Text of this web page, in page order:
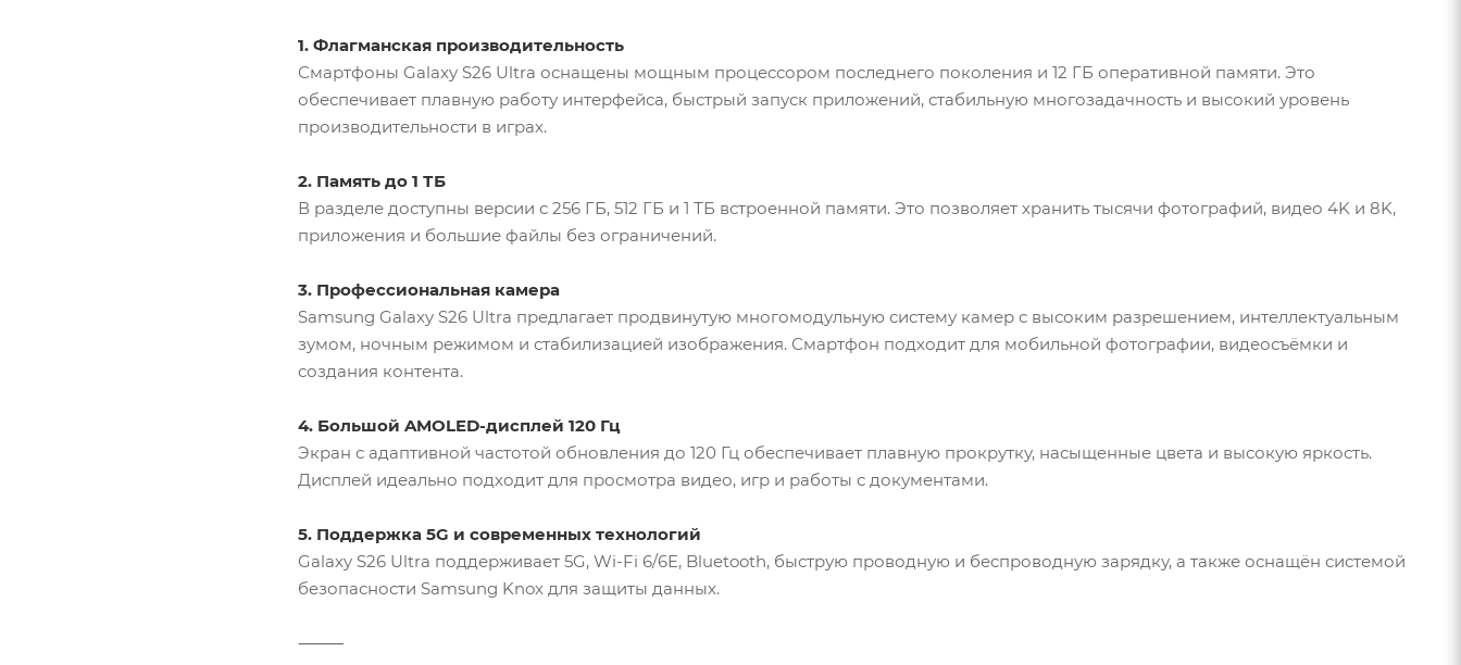
1. Флагманская производительность
Смартфоны Galaxy S26 Ultra оснащены мощным процессором последнего поколения и 12 ГБ оперативной памяти. Это
обеспечивает плавную работу интерфейса, быстрый запуск приложений, стабильную многозадачность и высокий уровень
производительности в играх.
2. Память до 1 ТБ
В разделе доступны версии с 256 ГБ, 512 ГБ и 1 ТБ встроенной памяти. Это позволяет хранить тысячи фотографий, видео 4K и 8K,
приложения и большие файлы без ограничений.
3. Профессиональная камера
Samsung Galaxy S26 Ultra предлагает продвинутую многомодульную систему камер с высоким разрешением, интеллектуальным
зумом, ночным режимом и стабилизацией изображения. Смартфон подходит для мобильной фотографии, видеосъёмки и
создания контента.
4. Большой AMOLED-дисплей 120 Гц
Экран с адаптивной частотой обновления до 120 Гц обеспечивает плавную прокрутку, насыщенные цвета и высокую яркость.
Дисплей идеально подходит для просмотра видео, игр и работы с документами.
5. Поддержка 5G и современных технологий
Galaxy S26 Ultra поддерживает 5G, Wi-Fi 6/6E, Bluetooth, быструю проводную и беспроводную зарядку, а также оснащён системой
безопасности Samsung Knox для защиты данных.
⸻